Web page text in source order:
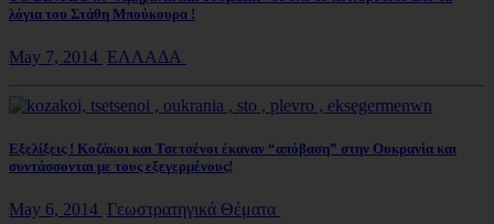
λόγια του Στάθη Μπούκουρα !
May 7, 2014 ΕΛΛΑΔΑ
Εξελίξεις ! Κοζάκοι και Τσετσένοι έκαναν “απόβαση” στην Ουκρανία και
συντάσσονται με τους εξεγερμένους!
May 6, 2014 Γεωστρατηγικά Θέματα